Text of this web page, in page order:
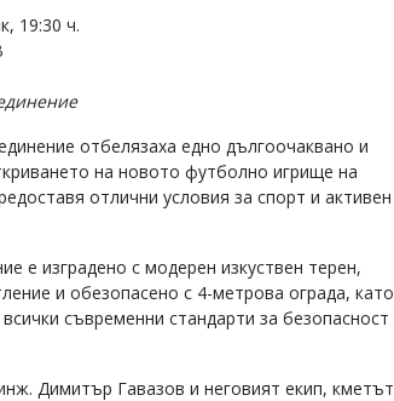
19:30 ч.
отбелязаха едно дългоочаквано и
на новото футболно игрище на
отлични условия за спорт и активен
е изградено с модерен изкуствен терен,
и обезопасено с 4-метрова ограда, като
съвременни стандарти за безопасност
Димитър Гавазов и неговият екип, кметът